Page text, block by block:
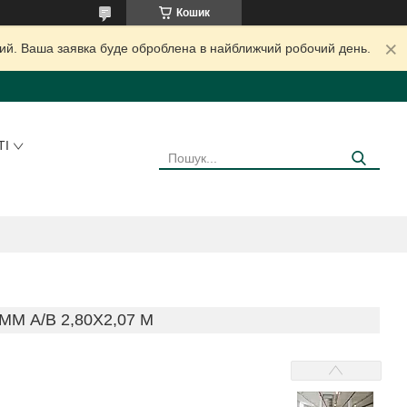
Кошик
Ваша заявка буде оброблена в найближчий робочий день.
А/В 2,80Х2,07 М